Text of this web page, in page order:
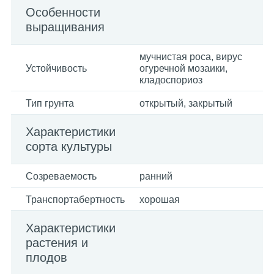
Особенности
выращивания
Устойчивость
мучнистая роса, вирус
огуречной мозаики,
кладоспориоз
Тип грунта открытый, закрытый
Характеристики
сорта культуры
Созреваемость ранний
Транспортабертность хорошая
Характеристики
растения и
плодов